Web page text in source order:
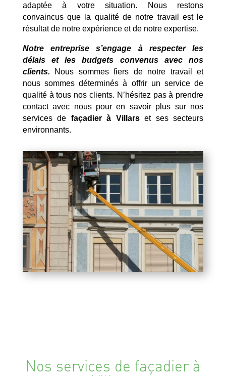
adaptée à votre situation. Nous restons
convaincus que la qualité de notre travail est le
résultat de notre expérience et de notre expertise.
Notre entreprise s’engage à respecter les
délais et les budgets convenus avec nos
clients. Nous sommes fiers de notre travail et
nous sommes déterminés à offrir un service de
qualité à tous nos clients. N’hésitez pas à prendre
contact avec nous pour en savoir plus sur nos
services de façadier à Villarset ses secteurs
environnants.
Nos services de façadier à